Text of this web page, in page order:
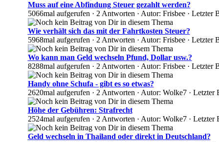
Muss auf eine Abfindung Steuer gezahlt werden?
5066mal aufgerufen · 2 Antworten · Autor: Frisbee ·
Wie verhält sich das mit der Fahrtkosten Steuer?
5968mal aufgerufen · 2 Antworten · Autor: Frisbee ·
Wo kann man Geld wechseln Pfund, Dollar usw.?
8288mal aufgerufen · 2 Antworten · Autor: Frisbee ·
Handy ohne Schufa - gibt es so etwas?
2620mal aufgerufen · 2 Antworten · Autor: Wolke7 ·
Höhe der Gebühren: Strafrecht
2524mal aufgerufen · 2 Antworten · Autor: Wolke7 ·
Geld wechseln in Thailand oder direkt in Deutschland?